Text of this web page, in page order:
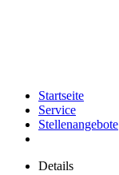
Startseite
Service
Stellenangebote
Details